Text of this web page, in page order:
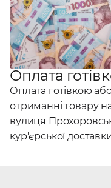
Оплата
Оплата готівкою
отриманні товару
вулиця
кур'єрської